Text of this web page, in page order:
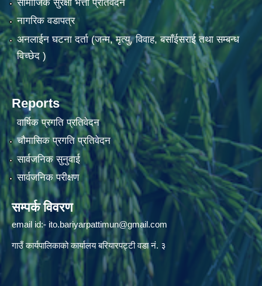
सामाजिक सुरक्षा भत्ता प्रतिवेदन
नागरिक वडापत्र
अनलाईन घटना दर्ता (जन्म, मृत्यु, विवाह, बसाँईसराई तथा सम्बन्ध
विच्छेद )
Reports
वार्षिक प्रगति प्रतिवेदन
चौमासिक प्रगति प्रतिवेदन
सार्वजनिक सुनुवाई
सार्वजनिक परीक्षण
सम्पर्क विवरण
email id:- ito.bariyarpattimun@gmail.com
गाउँ कार्यपालिकाको कार्यालय बरियारपट्टी वडा नं. ३